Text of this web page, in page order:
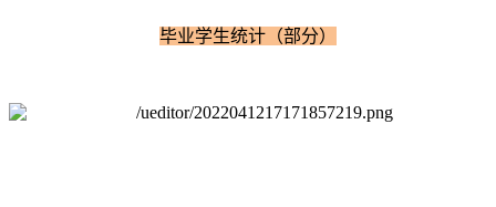
毕业学生统计（部分）